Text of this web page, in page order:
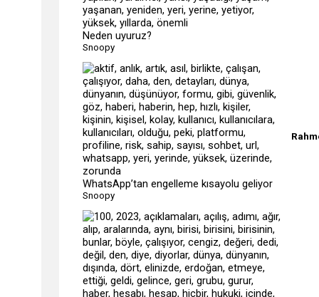
Neden uyuruz?
Snoopy
WhatsApp’tan engelleme kısayolu geliyor
Snoopy